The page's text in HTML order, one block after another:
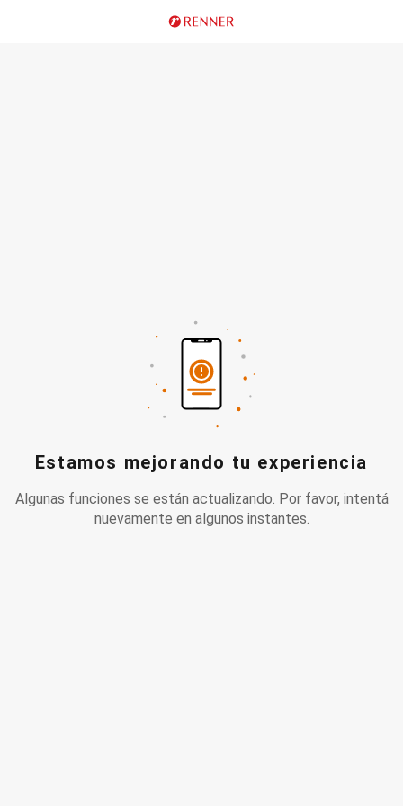
Estamos mejorando tu experiencia
Algunas funciones se están actualizando. Por favor, intentá
nuevamente en algunos instantes.